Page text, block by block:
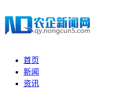
首页
新闻
资讯